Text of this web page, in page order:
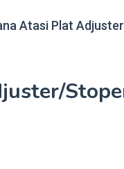
Atasi Plat